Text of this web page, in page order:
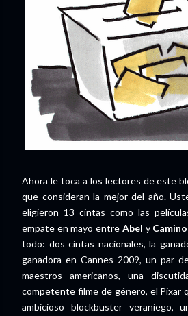
Ahora le toca a los lectores de este
que consideran la mejor del año.
eligieron 13 cintas como las
empate en mayo entre Abel y Camino
todo: dos cintas nacionales, la
ganadora en Cannes 2009, un par
maestros americanos, una
competente filme de género, el Pixar
ambicioso blockbuster veraniego,